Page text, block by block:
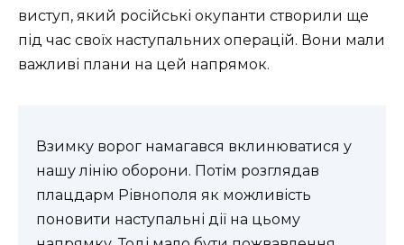
виступ, який російські окупанти створили ще
під час своїх наступальних операцій. Вони мали
важливі плани на цей напрямок.
Взимку ворог намагався вклинюватися у
нашу лінію оборони. Потім розглядав
плацдарм Рівнополя як можливість
поновити наступальні дії на цьому